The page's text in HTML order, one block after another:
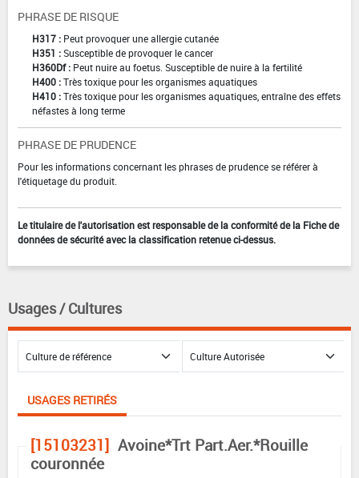
PHRASE DE RISQUE
H317 : Peut provoquer une allergie cutanée
H351 :Susceptible de provoquer le cancer
H360Df : Peut nuire au foetus. Susceptible de nuire à la fertilité
H400 :Très toxique pour les organismes aquatiques
H410 :Très toxique pour les organismes aquatiques, entraîne des effets
néfastes à long terme
PHRASE DE PRUDENCE
Pour les informations concernant les phrases de prudence se référer à
l'étiquetage du produit.
Le titulaire de l'autorisation est responsable de la conformité de la Fiche de
données de sécurité avec la classification retenue ci-dessus.
Usages / Cultures
USAGES RETIRÉS
[15103231] Avoine*Trt Part.Aer.*Rouille
couronnée